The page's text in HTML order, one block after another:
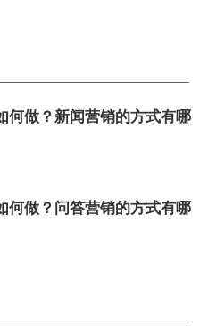
何做？新闻营销的方式有哪
何做？问答营销的方式有哪